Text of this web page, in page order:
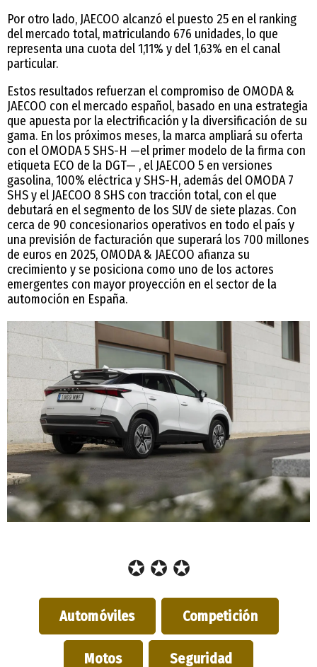
Por otro lado, JAECOO alcanzó el puesto 25 en el ranking
del mercado total, matriculando 676 unidades, lo que
representa una cuota del 1,11% y del 1,63% en el canal
particular.
Estos resultados refuerzan el compromiso de OMODA &
JAECOO con el mercado español, basado en una estrategia
que apuesta por la electrificación y la diversificación de su
gama. En los próximos meses, la marca ampliará su oferta
con el OMODA 5 SHS-H —el primer modelo de la firma con
etiqueta ECO de la DGT— , el JAECOO 5 en versiones
gasolina, 100% eléctrica y SHS-H, además del OMODA 7
SHS y el JAECOO 8 SHS con tracción total, con el que
debutará en el segmento de los SUV de siete plazas. Con
cerca de 90 concesionarios operativos en todo el país y
una previsión de facturación que superará los 700 millones
de euros en 2025, OMODA & JAECOO afianza su
crecimiento y se posiciona como uno de los actores
emergentes con mayor proyección en el sector de la
automoción en España.
✪ ✪ ✪
Automóviles Competición
Motos Seguridad